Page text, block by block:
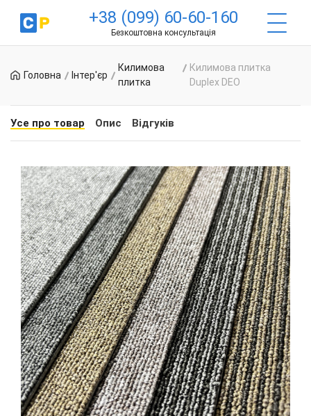
+38 (099) 60-60-160
Безкоштовна консультація
Головна Інтер'єр
Килимова
плитка
Килимова плитка
Duplex DEO
Усе про товар Опис Відгуків